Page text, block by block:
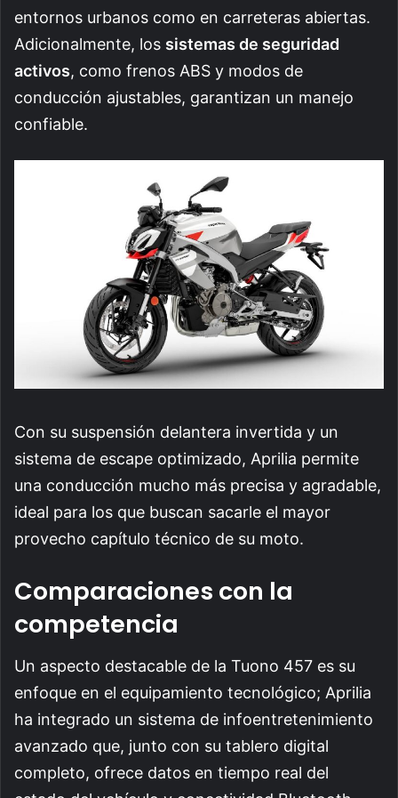
entornos urbanos como en carreteras abiertas.
Adicionalmente, los sistemas de seguridad
activos, como frenos ABS y modos de
conducción ajustables, garantizan un manejo
confiable.
Con su suspensión delantera invertida y un
sistema de escape optimizado, Aprilia permite
una conducción mucho más precisa y agradable,
ideal para los que buscan sacarle el mayor
provecho capítulo técnico de su moto.
Comparaciones con la
competencia
Un aspecto destacable de la Tuono 457 es su
enfoque en el equipamiento tecnológico; Aprilia
ha integrado un sistema de infoentretenimiento
avanzado que, junto con su tablero digital
completo, ofrece datos en tiempo real del